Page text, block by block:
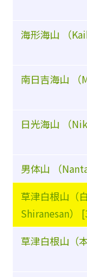
海形海山 （
南日吉海山
日光海山 （
男体山 （
草津白根山（
Shiranesan）
草津白根山（